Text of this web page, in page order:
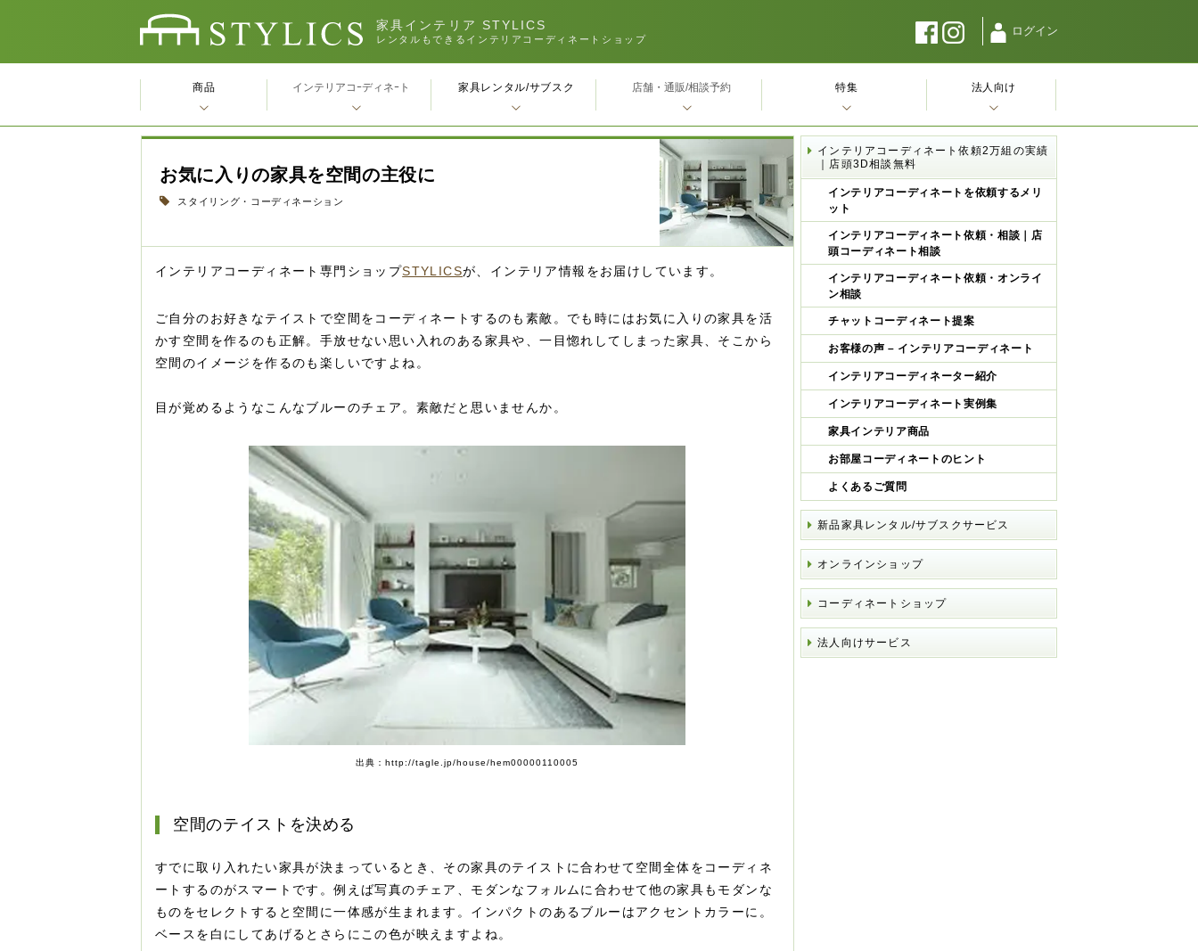
家具インテリア STYLICS
レンタルもできるインテリアコーディネートショップ
ログイン
お気に入りの家具を空間の主役に
スタイリング・コーディネーション
インテリアコーディネート専門ショップSTYLICSが、インテリア情報をお届けしています。
ご自分のお好きなテイストで空間をコーディネートするのも素敵。でも時にはお気に入りの家具を活
かす空間を作るのも正解。手放せない思い入れのある家具や、一目惚れしてしまった家具、そこから
空間のイメージを作るのも楽しいですよね。
目が覚めるようなこんなブルーのチェア。素敵だと思いませんか。
出典：http://tagle.jp/house/hem00000110005
空間のテイストを決める
すでに取り入れたい家具が決まっているとき、その家具のテイストに合わせて空間全体をコーディネ
ートするのがスマートです。例えば写真のチェア、モダンなフォルムに合わせて他の家具もモダンな
ものをセレクトすると空間に一体感が生まれます。インパクトのあるブルーはアクセントカラーに。
ベースを白にしてあげるとさらにこの色が映えますよね。
インテリアコーディネート依頼2万組の実績
｜店頭3D相談無料
インテリアコーディネートを依頼するメリ
ット
インテリアコーディネート依頼・相談｜店
頭コーディネート相談
インテリアコーディネート依頼・オンライ
ン相談
チャットコーディネート提案
お客様の声 – インテリアコーディネート
インテリアコーディネーター紹介
インテリアコーディネート実例集
家具インテリア商品
お部屋コーディネートのヒント
よくあるご質問
新品家具レンタル/サブスクサービス
オンラインショップ
コーディネートショップ
法人向けサービス
商品 インテリアコｰディネｰト 家具レンタル/サブスク 店舗・通販/相談予約 特集 法人向け